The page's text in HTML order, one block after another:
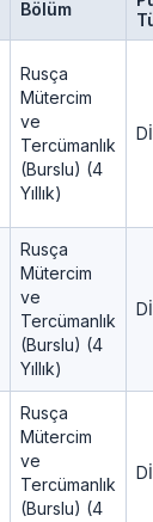
Bölüm
Rusça
Mütercim
ve
Tercümanlık
(Burslu) (4
Yıllık)
Rusça
Mütercim
ve
Tercümanlık
(Burslu) (4
Yıllık)
Rusça
Mütercim
ve
Tercümanlık
(Burslu) (4